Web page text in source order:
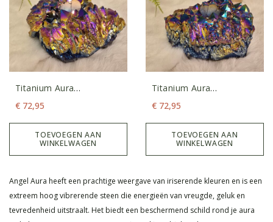
Titanium Aura
Waxinelicht 8
€ 72,95
TOEVOEGEN AAN
WINKELWAGEN
Titanium Aura
Waxinelicht 9
€ 72,95
TOEVOEGEN AAN
WINKELWAGEN
Angel Aura heeft een prachtige weergave van iriserende kleuren en is een
extreem hoog vibrerende steen die energieën van vreugde, geluk en
tevredenheid uitstraalt. Het biedt een beschermend schild rond je aura